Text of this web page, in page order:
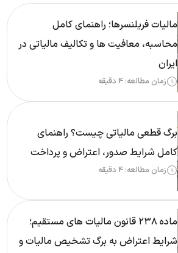
مالیات فریلنسرها؛ راهنمای کامل
محاسبه، معافیت ها و تکالیف مالیاتی در
ایران
زمان مطالعه: 4 دقیقه
برگ قطعی مالیاتی چیست؟ راهنمای
کامل شرایط صدور، اعتراض و پرداخت
زمان مطالعه: 4 دقیقه
ماده ۲۳۸ قانون مالیات های مستقیم؛
شرایط اعتراض به برگ تشخیص مالیات و